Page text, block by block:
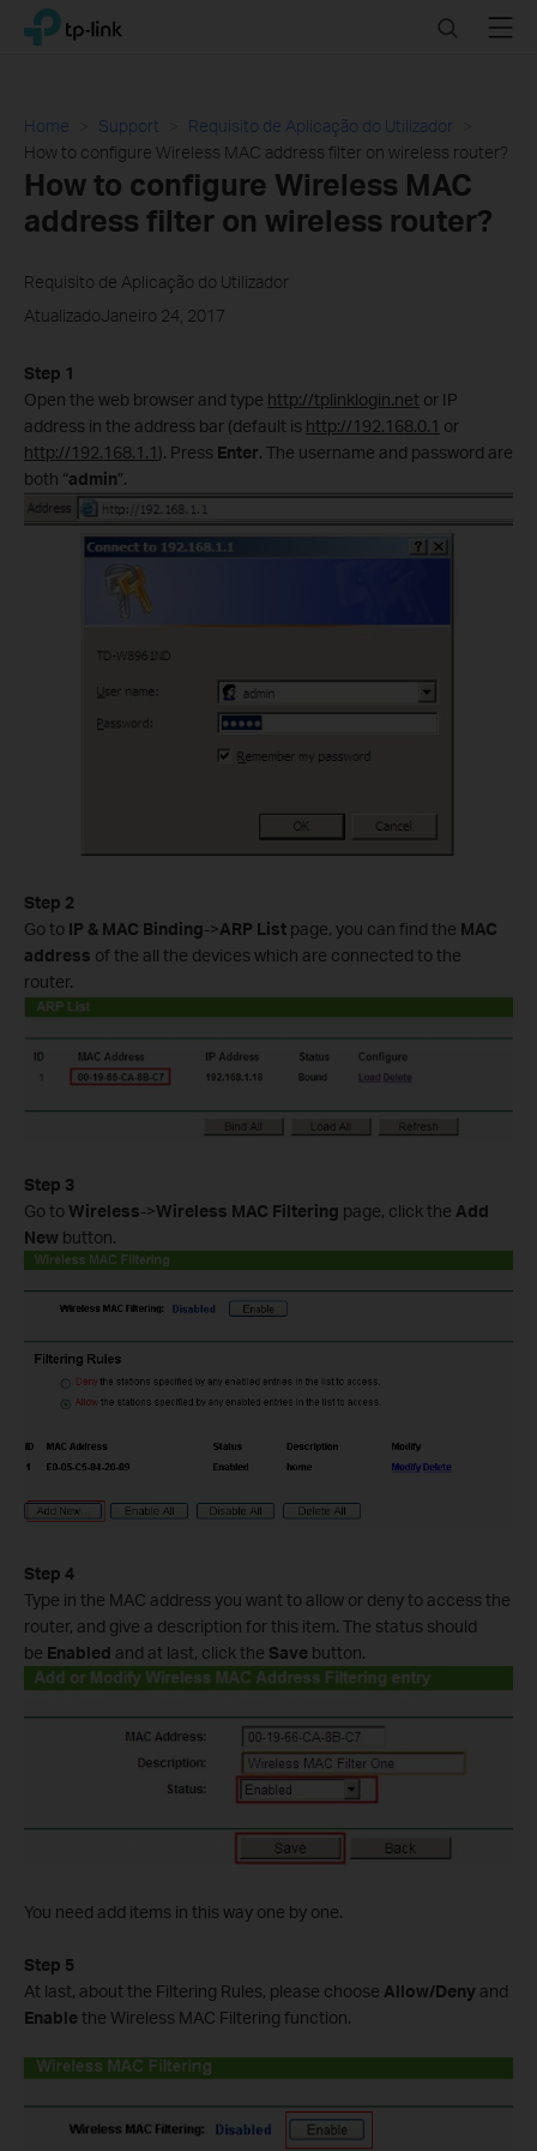
Click
navigation
TP-Link, Reliably Smart SearchMenu
Home Support
Requisito de Aplicação do Utilizador
How to configure Wireless MAC address filter on wireless router?
How to configure Wireless MAC
address filter on wireless router?
Requisito de Aplicação do Utilizador
AtualizadoJaneiro 24, 2017
Step 1
Open the web browser and type http://tplinklogin.net or IP
address in the address bar (default is http://192.168.0.1 or
http://192.168.1.1 ). Press Enter. The username and password are
both “admin”.
Step 2
Go to IP & MAC Binding->ARP List page, you can find the MAC
address of the all the devices which are connected to the
router.
Step 3
Go toWireless->Wireless MAC Filtering page, click the Add
New button.
Step 4
Type in the MAC address you want to allow or deny to access the
router, and give a description for this item. The status should
be Enabled and at last, click the Save button.
You need add items in this way one by one.
Step 5
At last, about the Filtering Rules, please choose Allow/Deny and
Enablethe Wireless MAC Filtering function.